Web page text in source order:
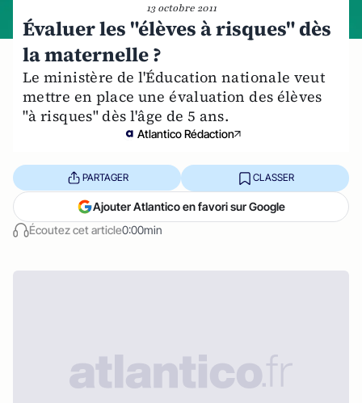
13 octobre 2011
Évaluer les "élèves à risques" dès
la maternelle ?
Le ministère de l'Éducation nationale veut
mettre en place une évaluation des élèves
"à risques" dès l'âge de 5 ans.
Atlantico Rédaction
Écoutez cet article0:00min
PARTAGER CLASSER
Ajouter Atlantico en favori sur Google